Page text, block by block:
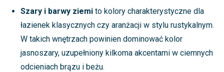
Szary i barwy ziemi to kolory charakterystyczne dla
łazienek klasycznych czy aranżacji w stylu rustykalnym.
W takich wnętrzach powinien dominować kolor
jasnoszary, uzupełniony kilkoma akcentami w ciemnych
odcieniach brązu i beżu.